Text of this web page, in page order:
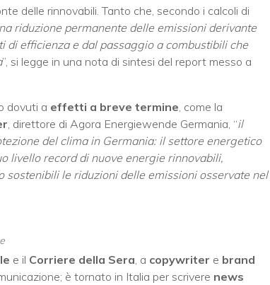
delle rinnovabili. Tanto che, secondo i calcoli di
riduzione permanente delle emissioni derivante
efficienza e dal passaggio a combustibili che
”, si legge in una nota di sintesi del report messo a
dovuti a effetti a breve termine , come la
, direttore di Agora Energiewende Germania, “il
del clima in Germania: il settore energetico
livello record di nuove energie rinnovabili,
sostenibili le riduzioni delle emissioni osservate nel
e il Corriere della Sera , a copywriter e brand
è tornato in Italia per scrivere news